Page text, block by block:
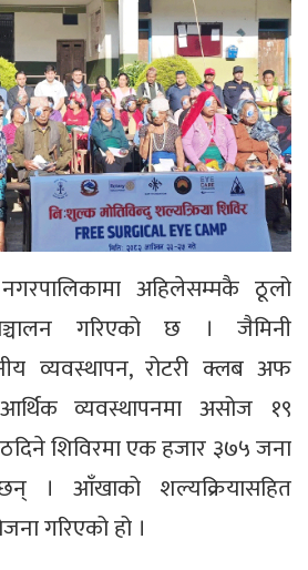
अहिलेसम्मकै ठूलो
गरिएको छ । जैमिनी
व्यवस्थापन, रोटरी क्लब अफ
व्यवस्थापनमा असोज १९
शिविरमा एक हजार ३७५ जना
। आँखाको शल्यक्रियासहित
गरिएको हो ।